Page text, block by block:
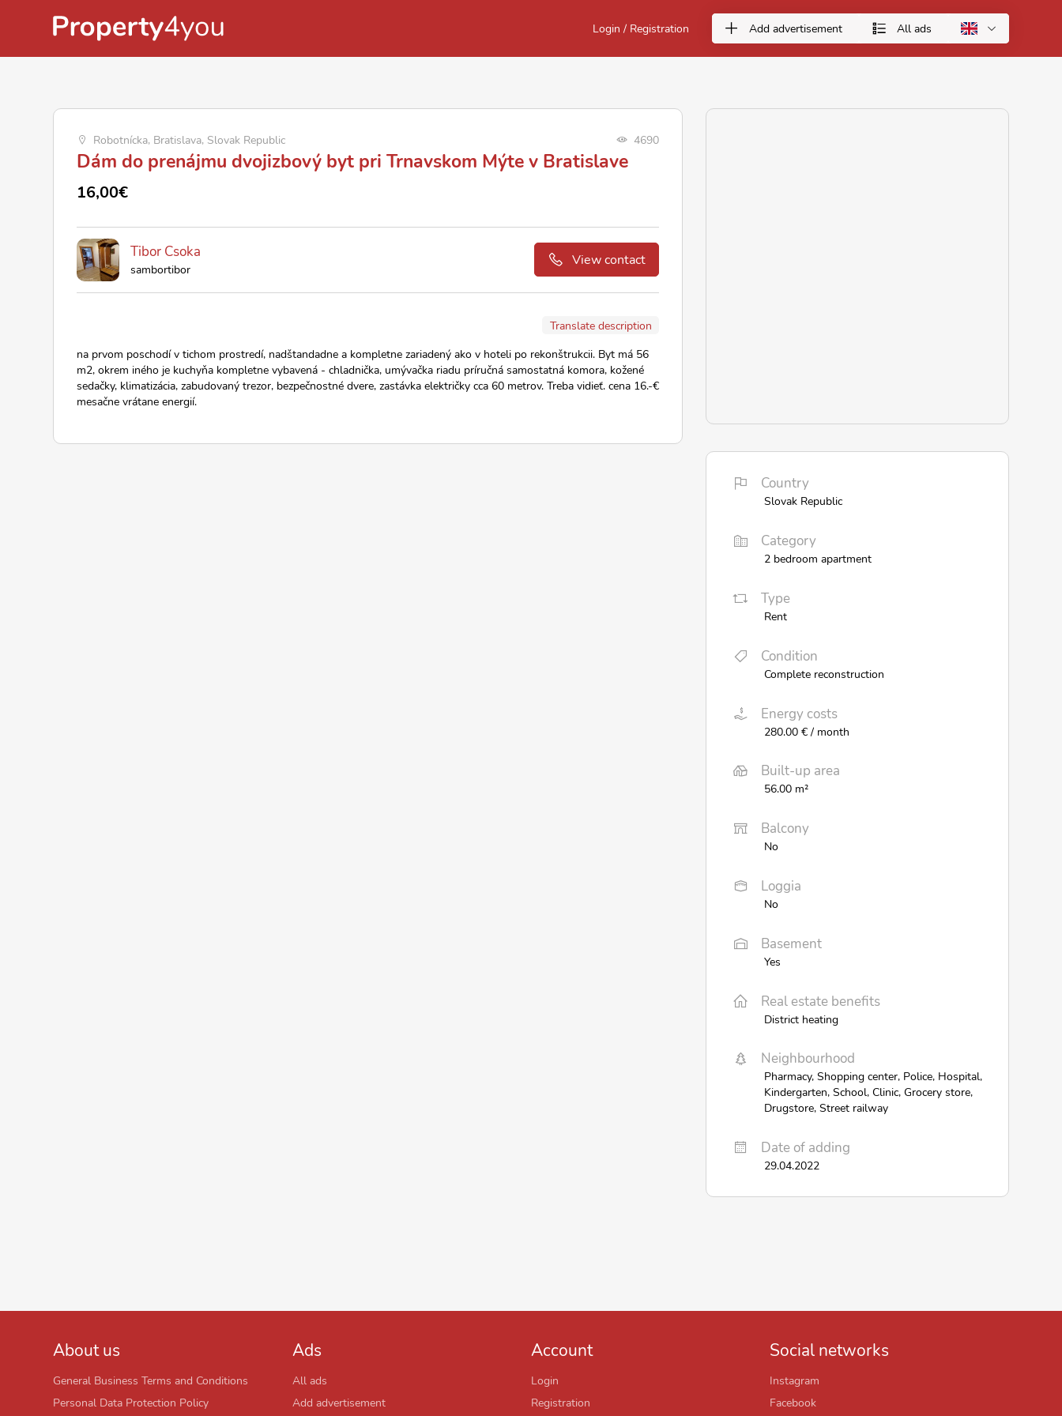
Login / Registration Add advertisement All ads
Robotnícka, Bratislava, Slovak Republic 4690
Dám do prenájmu dvojizbový byt pri Trnavskom Mýte v Bratislave
16,00€
Tibor Csoka
sambortibor
View contact
Translate description
na prvom poschodí v tichom prostredí, nadštandadne a kompletne zariadený ako v hoteli po rekonštrukcii. Byt má 56
m2, okrem iného je kuchyňa kompletne vybavená - chladnička, umývačka riadu príručná samostatná komora, kožené
sedačky, klimatizácia, zabudovaný trezor, bezpečnostné dvere, zastávka električky cca 60 metrov. Treba vidieť. cena 16.-€
mesačne vrátane energií.
Country
Slovak Republic
Category
2 bedroom apartment
Type
Rent
Condition
Complete reconstruction
Energy costs
280.00 € / month
Built-up area
56.00 m²
Balcony
No
Loggia
No
Basement
Yes
Real estate benefits
District heating
Neighbourhood
Pharmacy, Shopping center, Police, Hospital,
Kindergarten, School, Clinic, Grocery store,
Drugstore, Street railway
Date of adding
29.04.2022
About us
General Business Terms and Conditions
Personal Data Protection Policy
Ads
All ads
Add advertisement
Account
Login
Registration
Social networks
Instagram
Facebook